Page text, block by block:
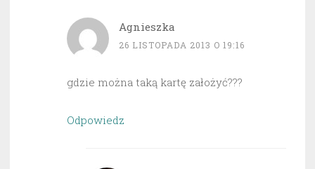
Agnieszka
26 LISTOPADA 2013 O 19:16
gdzie można taką kartę założyć???
Odpowiedz